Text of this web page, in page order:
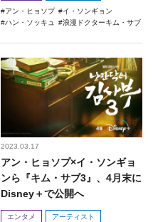
アン・ヒョソプ
イ・ソンギョン
ハン・ソッキュ
浪漫ドクターキム・サブ
2023.03.17
アン・ヒョソプ×イ・ソンギョ
ンら『キム・サブ3』、4月末に
Disney＋で公開へ
エンタメ アーティスト